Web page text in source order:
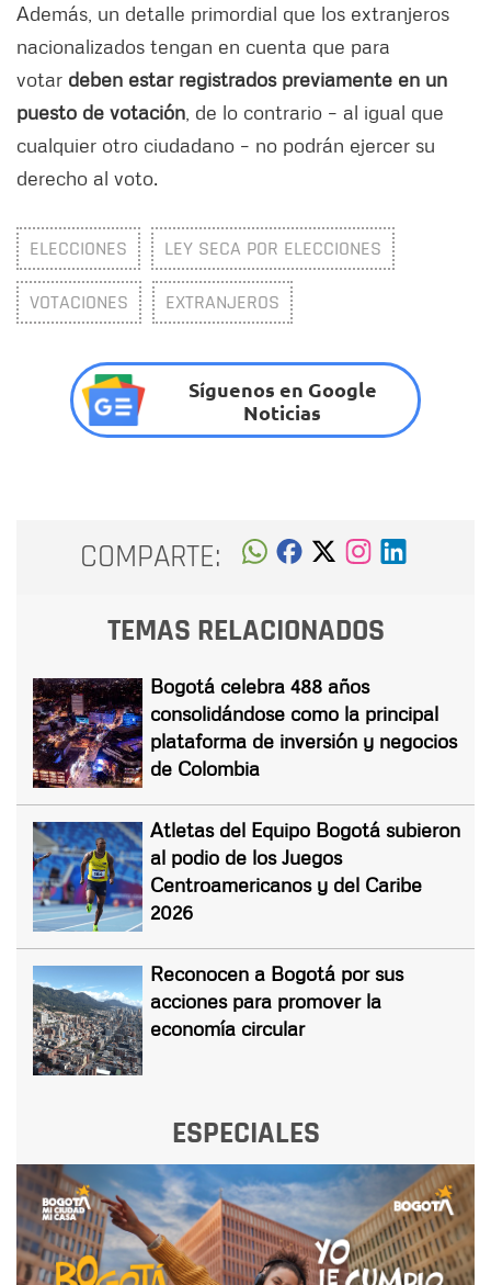
Además, un detalle primordial que los extranjeros
nacionalizados tengan en cuenta que para
votar deben estar registrados previamente en un
puesto de votación , de lo contrario – al igual que
cualquier otro ciudadano – no podrán ejercer su
derecho al voto.
ELECCIONES LEY SECA POR ELECCIONES
VOTACIONES EXTRANJEROS
Síguenos en Google
Noticias
COMPARTE:
TEMAS RELACIONADOS
Bogotá celebra 488 años
consolidándose como la principal
plataforma de inversión y negocios
de Colombia
Atletas del Equipo Bogotá subieron
al podio de los Juegos
Centroamericanos y del Caribe
2026
Reconocen a Bogotá por sus
acciones para promover la
economía circular
ESPECIALES